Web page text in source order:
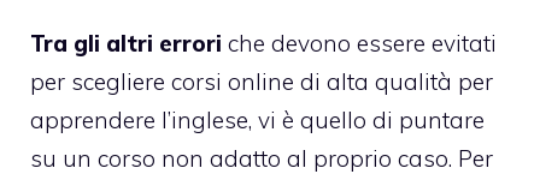
Tra gli altri errori che devono essere evitati
per scegliere corsi online di alta qualità per
apprendere l’inglese, vi è quello di puntare
su un corso non adatto al proprio caso. Per